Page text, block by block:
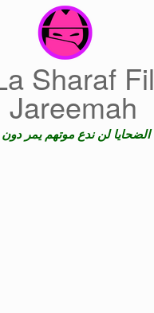
Sharaf Fil
Jareemah